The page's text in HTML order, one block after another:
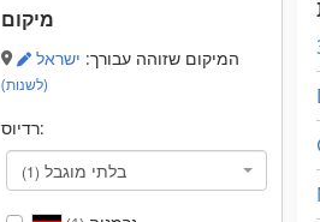
מיקום
המיקום שזוהה עבורך: ישראל
(לשנות)
רדיוס:
בלתי מוגבל (1)